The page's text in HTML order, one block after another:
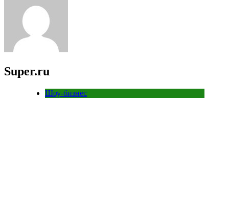
Super.ru
Шоу-бизнес